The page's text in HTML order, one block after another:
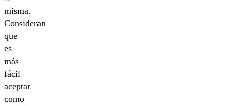
misma.
Consideran
que
es
más
fácil
aceptar
como